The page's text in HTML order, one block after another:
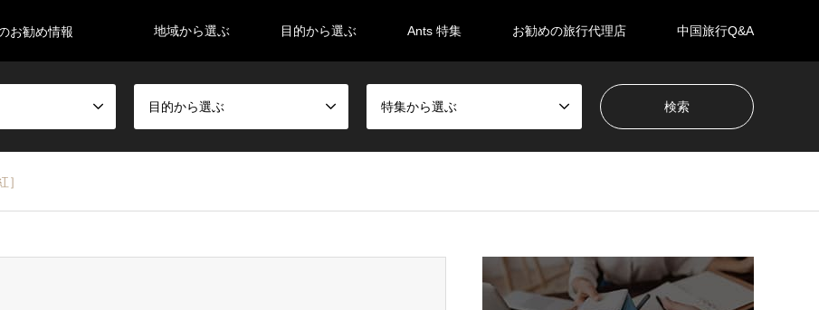
お勧め情報 地域から選ぶ 目的から選ぶ Ants 特集 お勧めの旅行代理店 中国旅行Q&A
目的から選ぶ 特集から選ぶ
］